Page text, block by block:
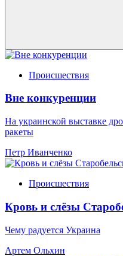
Происшествия
Вне конкуренции
На украинской выставке
ракеты
Петр Иванченко
Происшествия
Кровь и слёзы
Чему радуется Украина
Артем Ольхин